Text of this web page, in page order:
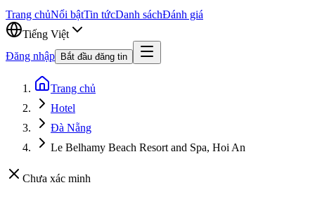
Trang chủNổi bậtTin tứcDanh sáchĐánh giá
Tiếng Việt
Đăng nhập
Bắt đầu đăng tin
Trang chủ
Hotel
Đà Nẵng
Le Belhamy Beach Resort and Spa, Hoi An
Chưa xác minh